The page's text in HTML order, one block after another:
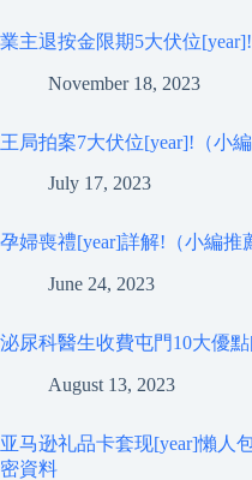
業主退按金限期5大伏位[year]!
November 18, 2023
王局拍案7大伏位[year]!（小編
July 17, 2023
孕婦喪禮[year]詳解!（小編推
June 24, 2023
泌尿科醫生收費屯門10大優點
August 13, 2023
亚马逊礼品卡套现[year]懶人
密資料